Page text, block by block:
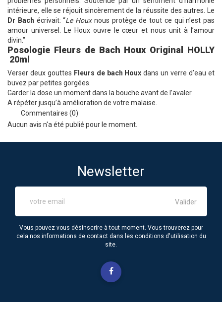
intérieure, elle se réjouit sincèrement de la réussite des autres. Le
Dr Bach écrivait: “Le Houxnous protège de tout ce qui n’est pas
amour universel. Le Houx ouvre le cœur et nous unit à l’amour
divin.”
Posologie Fleurs de Bach Houx Original HOLLY
20ml
Verser deux gouttes Fleurs de bach Houx dans un verre d’eau et
buvez par petites gorgées.
Garder la dose un moment dans la bouche avant de l’avaler.
A répéter jusqu’à amélioration de votre malaise.
Commentaires (0)
Aucun avis n'a été publié pour le moment.
Newsletter
Vous pouvez vous désinscrire à tout moment. Vous trouverez pour
cela nos informations de contact dans les conditions d'utilisation du
site.